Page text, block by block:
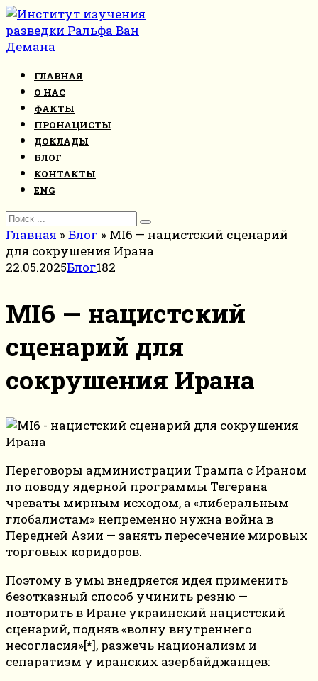
Перейти
к
контенту
ГЛАВНАЯ
О НАС
ФАКТЫ
ПРОНАЦИСТЫ
ДОКЛАДЫ
БЛОГ
КОНТАКТЫ
ENG
Search
for:
Главная »Блог » MI6 — нацистский сценарий
для сокрушения Ирана
22.05.2025Блог182
MI6 — нацистский
сценарий для
сокрушения Ирана
Переговоры администрации Трампа с Ираном
по поводу ядерной программы Тегерана
чреваты мирным исходом, а «либеральным
глобалистам» непременно нужна война в
Передней Азии — занять пересечение мировых
торговых коридоров.
Поэтому в умы внедряется идея применить
безотказный способ учинить резню —
повторить в Иране украинский нацистский
сценарий, подняв «волну внутреннего
несогласия»[*], разжечь национализм и
сепаратизм у иранских азербайджанцев: